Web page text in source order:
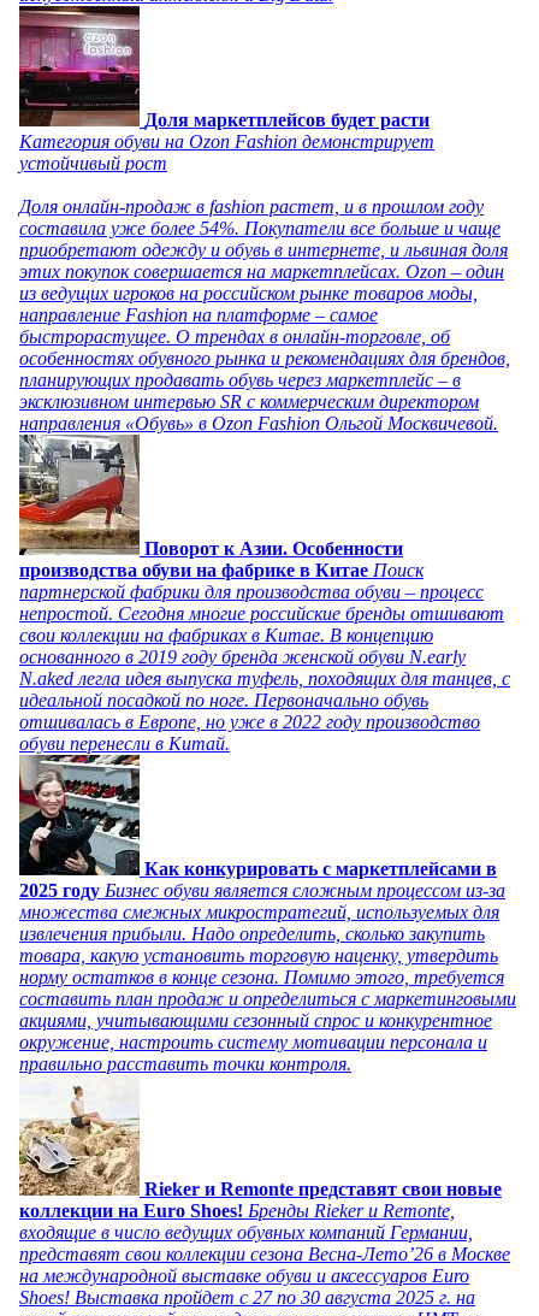
Доля маркетплейсов будет расти
Категория обуви на Ozon Fashion демонстрирует
устойчивый рост
Доля онлайн-продаж в fashion растет, и в прошлом году
составила уже более 54%. Покупатели все больше и чаще
приобретают одежду и обувь в интернете, и львиная доля
этих покупок совершается на маркетплейсах. Ozon – один
из ведущих игроков на российском рынке товаров моды,
направление Fashion на платформе – самое
быстрорастущее. О трендах в онлайн-торговле, об
особенностях обувного рынка и рекомендациях для брендов,
планирующих продавать обувь через маркетплейс – в
эксклюзивном интервью SR с коммерческим директором
направления «Обувь» в Ozon Fashion Ольгой Москвичевой.
Поворот к Азии. Особенности
производства обуви на фабрике в Китае Поиск
партнерской фабрики для производства обуви – процесс
непростой. Сегодня многие российские бренды отшивают
свои коллекции на фабриках в Китае. В концепцию
основанного в 2019 году бренда женской обуви N.early
N.aked легла идея выпуска туфель, походящих для танцев, с
идеальной посадкой по ноге. Первоначально обувь
отшивалась в Европе, но уже в 2022 году производство
обуви перенесли в Китай.
Как конкурировать с маркетплейсами в
2025 году Бизнес обуви является сложным процессом из-за
множества смежных микростратегий, используемых для
извлечения прибыли. Надо определить, сколько закупить
товара, какую установить торговую наценку, утвердить
норму остатков в конце сезона. Помимо этого, требуется
составить план продаж и определиться с маркетинговыми
акциями, учитывающими сезонный спрос и конкурентное
окружение, настроить систему мотивации персонала и
правильно расставить точки контроля.
Rieker и Remonte представят свои новые
коллекции на Euro Shoes! Бренды Rieker и Remonte,
входящие в число ведущих обувных компаний Германии,
представят свои коллекции сезона Весна-Лето’26 в Москве
на международной выставке обуви и аксессуаров Euro
Shoes! Выставка пройдет c 27 по 30 августа 2025 г. на